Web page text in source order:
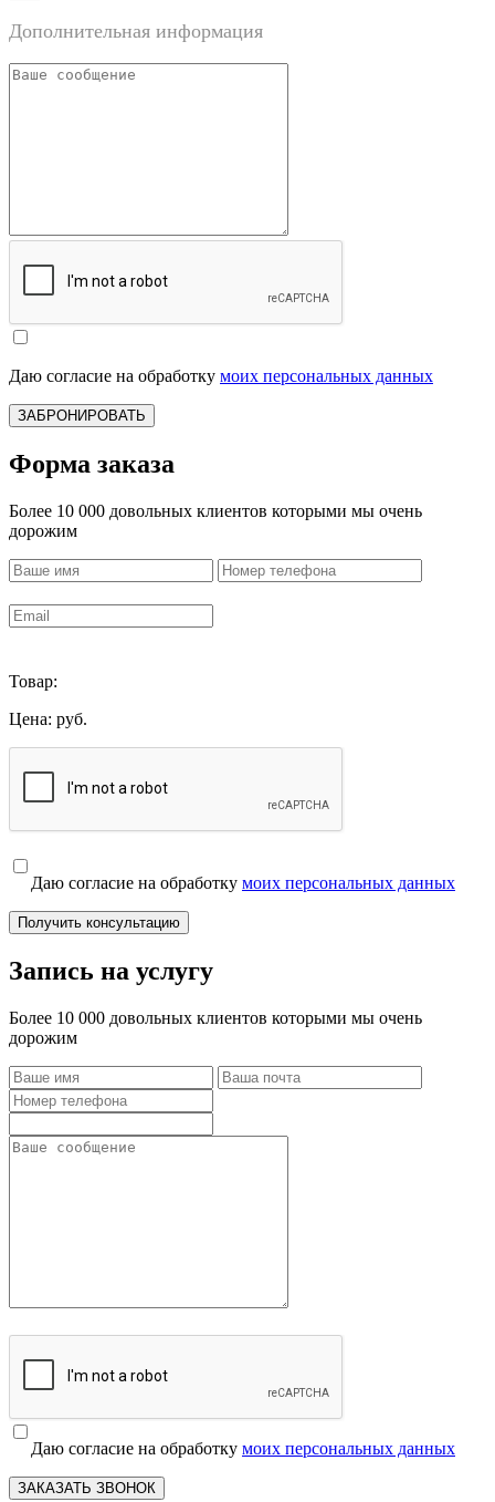
Дополнительная информация
Даю согласие на обработку моих персональных данных
ЗАБРОНИРОВАТЬ
Форма заказа
Более 10 000 довольных клиентов которыми мы очень
дорожим
Товар:
Цена: руб.
Даю согласие на обработку моих персональных данных
Получить консультацию
Запись на услугу
Более 10 000 довольных клиентов которыми мы очень
дорожим
Даю согласие на обработку моих персональных данных
ЗАКАЗАТЬ ЗВОНОК